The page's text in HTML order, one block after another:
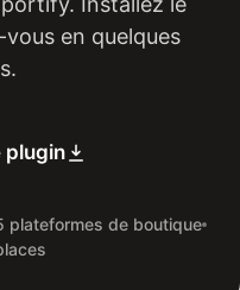
en quelques
plugin
plateformes de boutique